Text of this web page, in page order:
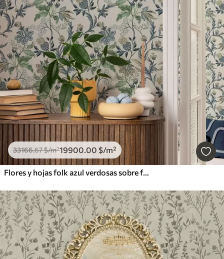
33166.67$/m²19900.00 $/m²
Flores y hojas folk azul verdosas sobre fondo crema